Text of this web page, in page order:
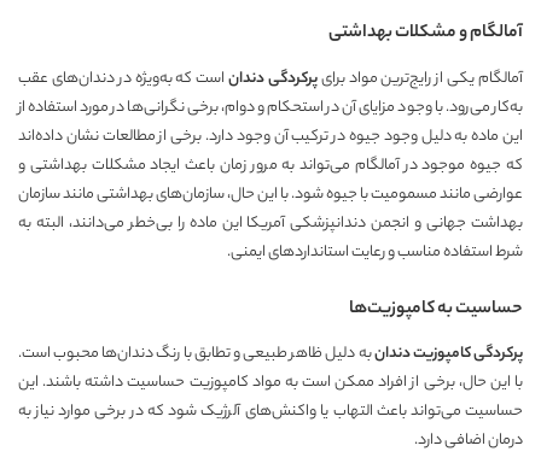
آمالگام و مشکلات بهداشتی
آمالگام یکی از رایج‌ترین مواد برایپرکردگی دنداناست که به‌ویژه در دندان‌های عقب
به‌کار می‌رود. با وجود مزایای آن در استحکام و دوام، برخی نگرانی‌ها در مورد استفاده از
این ماده به دلیل وجود جیوه در ترکیب آن وجود دارد. برخی از مطالعات نشان داده‌اند
که جیوه موجود در آمالگام می‌تواند به مرور زمان باعث ایجاد مشکلات بهداشتی و
عوارضی مانند مسمومیت با جیوه شود. با این حال، سازمان‌های بهداشتی مانند سازمان
بهداشت جهانی و انجمن دندانپزشکی آمریکا این ماده را بی‌خطر می‌دانند، البته به
شرط استفاده مناسب و رعایت استانداردهای ایمنی.
حساسیت به کامپوزیت‌ها
پرکردگی کامپوزیت دندانبه دلیل ظاهر طبیعی و تطابق با رنگ دندان‌ها محبوب است.
با این حال، برخی از افراد ممکن است به مواد کامپوزیت حساسیت داشته باشند. این
حساسیت می‌تواند باعث التهاب یا واکنش‌های آلرژیک شود که در برخی موارد نیاز به
درمان اضافی دارد.